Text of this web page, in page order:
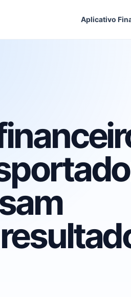
Aplicativo